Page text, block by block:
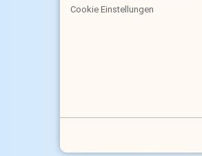
Cookie Einstellungen